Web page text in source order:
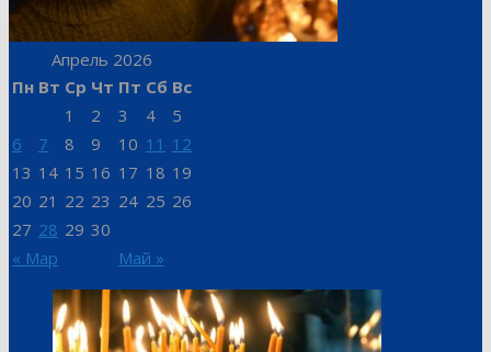
Апрель 2026
Пн Вт Ср Чт Пт Сб Вс
« Мар Май »
1 2 3 4
5
6
7 8 9 10 11 12
13 14 15 16 17 18 19
20 21 22 23 24 25 26
27 28 29 30